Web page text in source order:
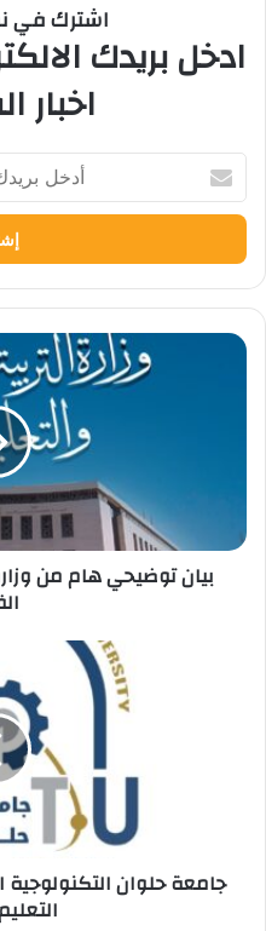
اشترك في
ادخل بريدك
اخبار
بريدك
الإلكتروني
بيان
الفني
بيان توضيحي هام من
الرقمي
جامعة حلوان